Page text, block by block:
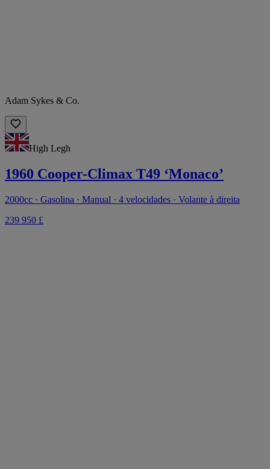
Adam Sykes & Co.
High Legh
1960 Cooper-Climax T49 ‘Monaco’
2000cc · Gasolina · Manual · 4 velocidades · Volante à direita
239 950 £